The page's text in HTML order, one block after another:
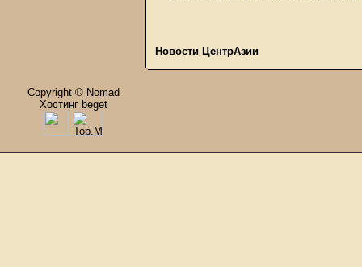
Новости ЦентрАзии
Copyright © Nomad
Хостинг beget